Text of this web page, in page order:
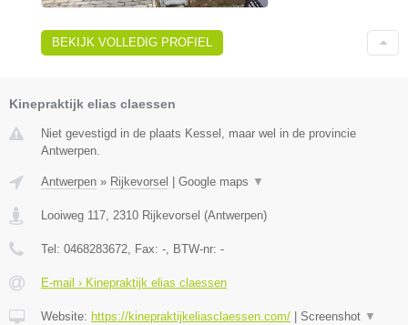
BEKIJK VOLLEDIG PROFIEL
Kinepraktijk elias claessen
Niet gevestigd in de plaats Kessel, maar wel in de provincie
Antwerpen.
Antwerpen » Rijkevorsel Google maps ▼
Looiweg 117, 2310 Rijkevorsel (Antwerpen)
Tel: 0468283672, Fax: -, BTW-nr: -
E-mail › Kinepraktijk elias claessen
Website: https://kinepraktijkeliasclaessen.com/ Screenshot ▼